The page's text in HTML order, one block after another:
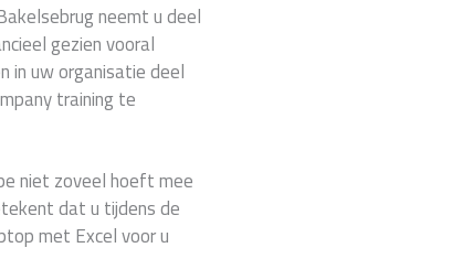
neemt u deel
gezien vooral
in uw organisatie deel
training te
niet zoveel hoeft mee
dat u tijdens de
met Excel voor u